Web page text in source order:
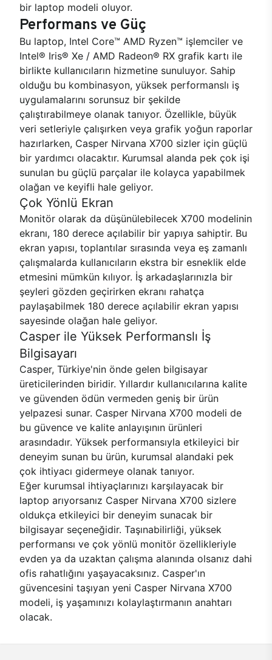
bir laptop modeli oluyor.
Performans ve Güç
Bu laptop, Intel Core™ AMD Ryzen™ işlemciler ve
Intel® Iris® Xe / AMD Radeon® RX grafik kartı ile
birlikte kullanıcıların hizmetine sunuluyor. Sahip
olduğu bu kombinasyon, yüksek performanslı iş
uygulamalarını sorunsuz bir şekilde
çalıştırabilmeye olanak tanıyor. Özellikle, büyük
veri setleriyle çalışırken veya grafik yoğun raporlar
hazırlarken, Casper Nirvana X700 sizler için güçlü
bir yardımcı olacaktır. Kurumsal alanda pek çok işi
sunulan bu güçlü parçalar ile kolayca yapabilmek
olağan ve keyifli hale geliyor.
Çok Yönlü Ekran
Monitör olarak da düşünülebilecek X700 modelinin
ekranı, 180 derece açılabilir bir yapıya sahiptir. Bu
ekran yapısı, toplantılar sırasında veya eş zamanlı
çalışmalarda kullanıcıların ekstra bir esneklik elde
etmesini mümkün kılıyor. İş arkadaşlarınızla bir
şeyleri gözden geçirirken ekranı rahatça
paylaşabilmek 180 derece açılabilir ekran yapısı
sayesinde olağan hale geliyor.
Casper ile Yüksek Performanslı İş
Bilgisayarı
Casper, Türkiye'nin önde gelen bilgisayar
üreticilerinden biridir. Yıllardır kullanıcılarına kalite
ve güvenden ödün vermeden geniş bir ürün
yelpazesi sunar. Casper Nirvana X700 modeli de
bu güvence ve kalite anlayışının ürünleri
arasındadır. Yüksek performansıyla etkileyici bir
deneyim sunan bu ürün, kurumsal alandaki pek
çok ihtiyacı gidermeye olanak tanıyor.
Eğer kurumsal ihtiyaçlarınızı karşılayacak bir
laptop arıyorsanız Casper Nirvana X700 sizlere
oldukça etkileyici bir deneyim sunacak bir
bilgisayar seçeneğidir. Taşınabilirliği, yüksek
performansı ve çok yönlü monitör özellikleriyle
evden ya da uzaktan çalışma alanında olsanız dahi
ofis rahatlığını yaşayacaksınız. Casper'ın
güvencesini taşıyan yeni Casper Nirvana X700
modeli, iş yaşamınızı kolaylaştırmanın anahtarı
olacak.